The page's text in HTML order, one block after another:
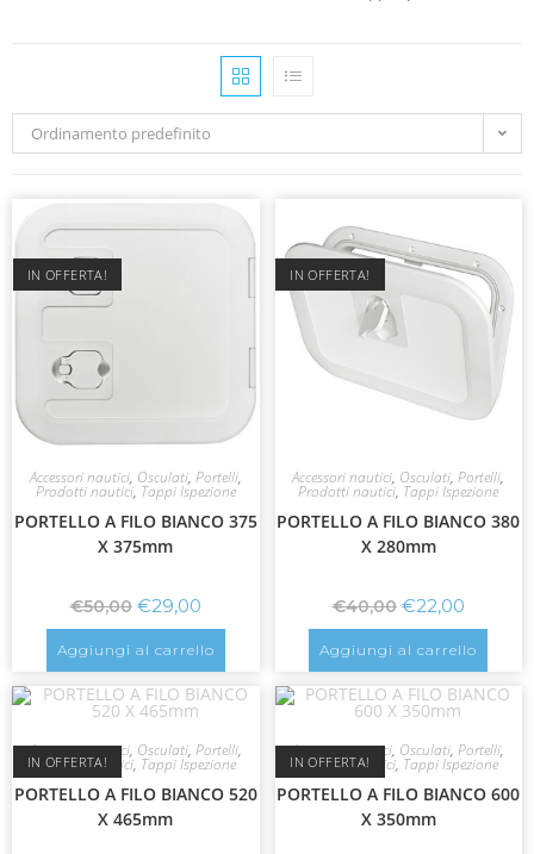
Ordinamento predefinito
IN OFFERTA!
Accessori nautici, Osculati, Portelli,
Prodotti nautici, Tappi Ispezione
PORTELLO A FILO BIANCO 375
X 375mm
€50,00 €29,00
Aggiungi al carrello
IN OFFERTA!
Accessori nautici, Osculati,Portelli,
Prodotti nautici, Tappi Ispezione
PORTELLO A FILO BIANCO 380
X 280mm
€40,00 €22,00
Aggiungi al carrello
IN OFFERTA!
Accessori nautici, Osculati, Portelli,
Prodotti nautici, Tappi Ispezione
PORTELLO A FILO BIANCO 520
X 465mm
IN OFFERTA!
Accessori nautici, Osculati,Portelli,
Prodotti nautici, Tappi Ispezione
PORTELLO A FILO BIANCO 600
X 350mm